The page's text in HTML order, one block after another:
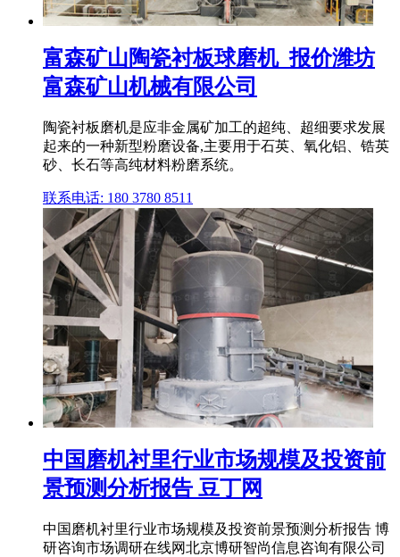
富森矿山陶瓷衬板球磨机_报价潍坊
富森矿山机械有限公司
陶瓷衬板磨机是应非金属矿加工的超纯、超细要求发展
起来的一种新型粉磨设备,主要用于石英、氧化铝、锆英
砂、长石等高纯材料粉磨系统。
联系电话: 180 3780 8511
中国磨机衬里行业市场规模及投资前
景预测分析报告 豆丁网
中国磨机衬里行业市场规模及投资前景预测分析报告 博
研咨询市场调研在线网北京博研智尚信息咨询有限公司